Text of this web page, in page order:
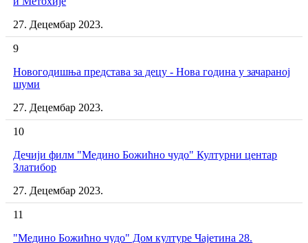
27. Децембар 2023.
9
Новогодишња представа за децу - Нова година у зачараној
шуми
27. Децембар 2023.
10
Дечији филм "Медино Божићно чудо" Културни центар
Златибор
27. Децембар 2023.
11
"Медино Божићно чудо" Дом културе Чајетина 28.